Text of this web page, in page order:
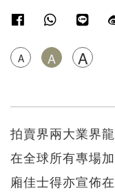
A A A
拍賣界兩大業界
在全球所有專場
廂佳士得亦宣佈